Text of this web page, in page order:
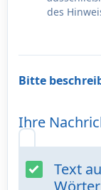
des
Bitte
Ihre
Text